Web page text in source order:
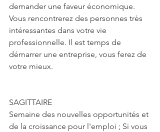
demander une faveur économique.
Vous rencontrerez des personnes très
intéressantes dans votre vie
professionnelle. Il est temps de
démarrer une entreprise, vous ferez de
votre mieux.
SAGITTAIRE
Semaine des nouvelles opportunités et
de la croissance pour l'emploi ; Si vous